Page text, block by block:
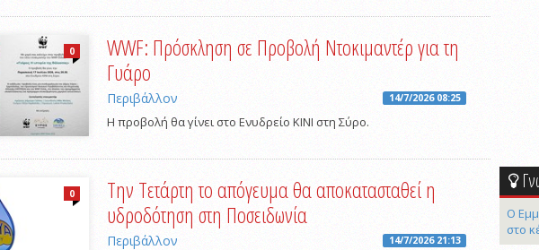
0
WWF: Πρόσκληση σε Προβολή Ντοκιμαντέρ για τη
Γυάρο
Περιβάλλον 14/7/2026 08:25
Η προβολή θα γίνει στο Ενυδρείο ΚΙΝΙ στη Σύρο.
0
Την Τετάρτη το απόγευμα θα αποκατασταθεί η
υδροδότηση στη Ποσειδωνία
Περιβάλλον 14/7/2026 21:13
Ο
στο